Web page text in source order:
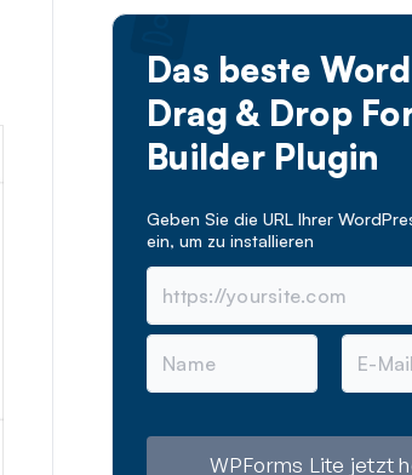
Das beste
Drag & Drop
Builder Plugin
Geben Sie die URL Ihrer
ein, um zu installieren
N
m
E
M
WPForms Lite jetzt